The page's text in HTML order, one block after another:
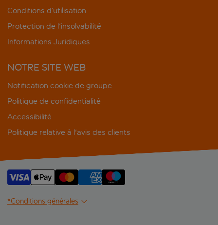
Conditions d’utilisation
Protection de l'insolvabilité
Informations Juridiques
NOTRE SITE WEB
Notification cookie de groupe
Politique de confidentialité
Accessibilité
Politique relative à l'avis des clients
*Conditions générales